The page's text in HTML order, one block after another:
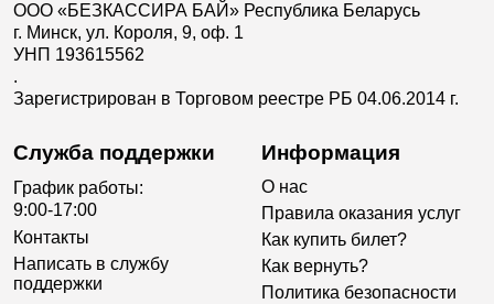
ООО «БЕЗКАССИРА БАЙ» Республика Беларусь
г. Минск, ул. Короля, 9, оф. 1
УНП 193615562
.
Зарегистрирован в Торговом реестре РБ 04.06.2014 г.
Служба поддержки
График работы:
9:00-17:00
Контакты
Написать в службу
поддержки
Информация
О нас
Правила оказания услуг
Как купить билет?
Как вернуть?
Политика безопасности